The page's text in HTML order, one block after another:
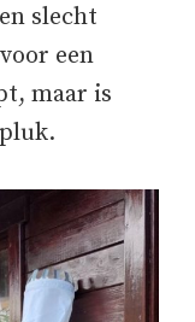
slecht
een
maar is